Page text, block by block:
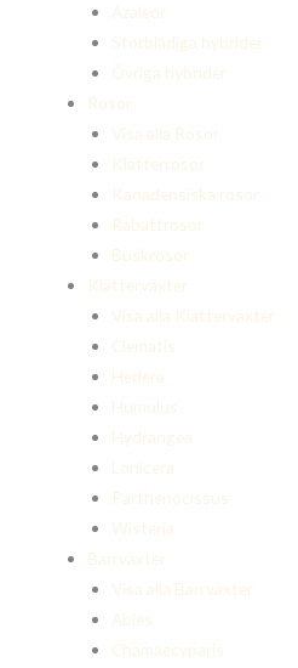
Azaleor
Storbladiga hybrider
Övriga hybrider
Rosor
Visa alla Rosor
Klätterrosor
Kanadensiska rosor
Rabattrosor
Buskrosor
Klätterväxter
Visa alla Klätterväxter
Clematis
Hedera
Humulus
Hydrangea
Lonicera
Parthenocissus
Wisteria
Barrväxter
Visa alla Barrväxter
Abies
Chamaecyparis